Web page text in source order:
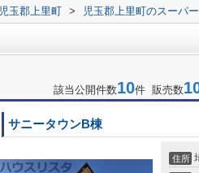
児玉郡上里町 > 児玉郡上里町のスーパー
該当公開件数10件 販売数
サニータウンB棟
住所